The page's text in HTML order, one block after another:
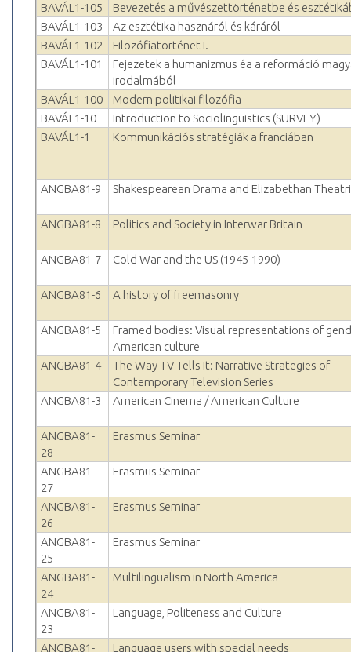
BAVÁL1-105
Bevezetés a művészettörténetbe és
BAVÁL1-103
Az esztétika hasznáról és káráról
BAVÁL1-102
Filozófiatörténet I.
BAVÁL1-101
Fejezetek a humanizmus éa a reformáció
irodalmából
BAVÁL1-100
Modern politikai filozófia
BAVÁL1-10
Introduction to Sociolinguistics (SURVEY)
BAVÁL1-1
Kommunikációs stratégiák a franciában
ANGBA81-9 Shakespearean Drama and Elizabethan
ANGBA81-8 Politics and Society in Interwar Britain
ANGBA81-7 Cold War and the US (1945-1990)
ANGBA81-6 A history of freemasonry
ANGBA81-5
Framed bodies: Visual representations of
American culture
ANGBA81-4
The Way TV Tells It: Narrative Strategies of
Contemporary Television Series
ANGBA81-3
American Cinema / American Culture
ANGBA81-
28
Erasmus Seminar
ANGBA81-
27
Erasmus Seminar
ANGBA81-
26
Erasmus Seminar
ANGBA81-
25
Erasmus Seminar
ANGBA81-
24
Multilingualism in North America
ANGBA81-
23
Language, Politeness and Culture
ANGBA81- Language users with special needs